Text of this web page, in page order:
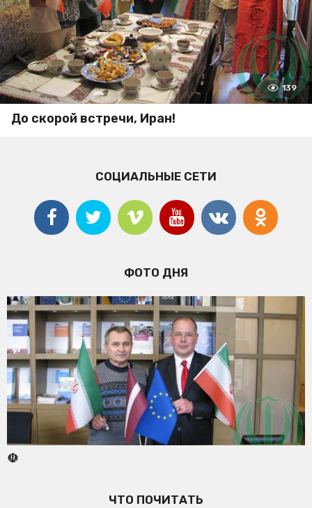
139
До скорой встречи, Иран!
СОЦИАЛЬНЫЕ СЕТИ
ФОТО ДНЯ
☫
ЧТО ПОЧИТАТЬ